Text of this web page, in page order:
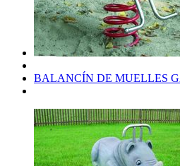
BALANCÍN DE MUELLES